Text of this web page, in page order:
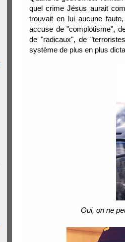
quel crime Jésus aurait
trouvait en lui aucune
accuse de "complotisme",
de "radicaux", de
système de plus en plus
Oui, on ne